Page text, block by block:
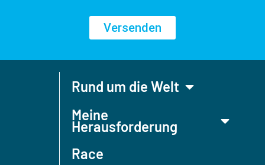
Versenden
Rund um die Welt
Meine
Herausforderung
Race